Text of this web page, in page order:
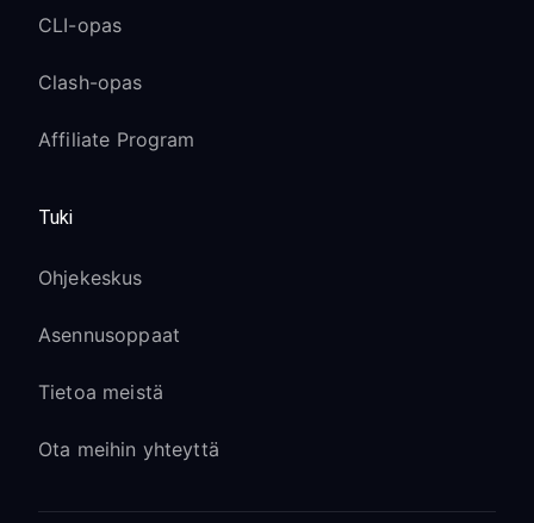
CLI-opas
Clash-opas
Affiliate Program
Tuki
Ohjekeskus
Asennusoppaat
Tietoa meistä
Ota meihin yhteyttä